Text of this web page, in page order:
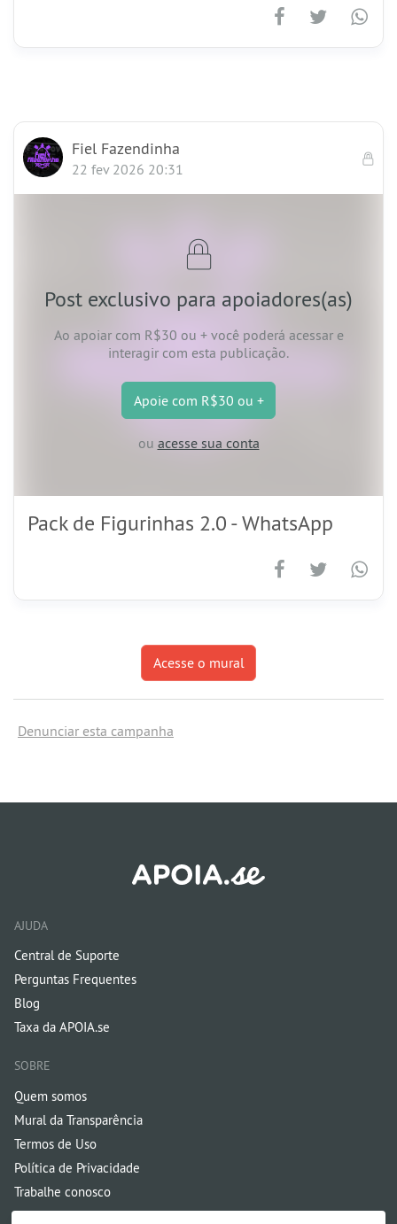
Fiel Fazendinha
22 fev 2026 20:31
Post exclusivo para apoiadores(as)
Ao apoiar com R$30 ou +você poderá acessar e
interagir com esta publicação.
Apoie com R$30 ou +
ou acesse sua conta
Pack de Figurinhas 2.0 - WhatsApp
Acesse o mural
Denunciar esta campanha
AJUDA
Central de Suporte
Perguntas Frequentes
Blog
Taxa da APOIA.se
SOBRE
Quem somos
Mural da Transparência
Termos de Uso
Política de Privacidade
Trabalhe conosco